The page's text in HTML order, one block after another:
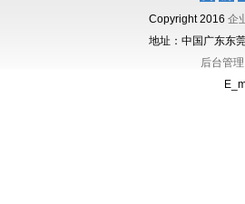
Copyright 2016 企
地址：中国广东东
后台管理